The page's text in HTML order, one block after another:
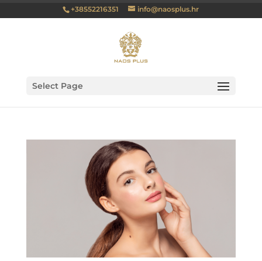
+38552216351 info@naosplus.hr
Select Page